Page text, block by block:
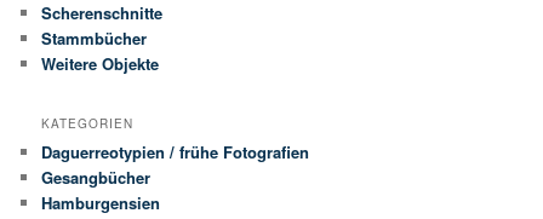
Scherenschnitte
Stammbücher
Weitere Objekte
KATEGORIEN
Daguerreotypien / frühe Fotografien
Gesangbücher
Hamburgensien